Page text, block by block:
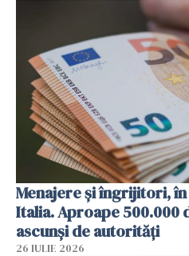
Menajere și îngrijitori,
Italia. Aproape 500.000
ascunși de autorități
26 IULIE 2026